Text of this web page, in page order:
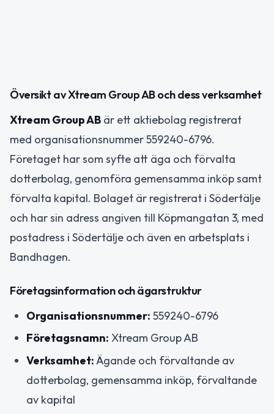
Översikt av Xtream Group AB och dess verksamhet
Xtream Group AB är ett aktiebolag registrerat
med organisationsnummer 559240-6796.
Företaget har som syfte att äga och förvalta
dotterbolag, genomföra gemensamma inköp samt
förvalta kapital. Bolaget är registrerat i Södertälje
och har sin adress angiven till Köpmangatan 3, med
postadress i Södertälje och även en arbetsplats i
Bandhagen.
Företagsinformation och ägarstruktur
Organisationsnummer: 559240-6796
Företagsnamn: Xtream Group AB
Verksamhet: Ägande och förvaltande av
dotterbolag, gemensamma inköp, förvaltande
av kapital